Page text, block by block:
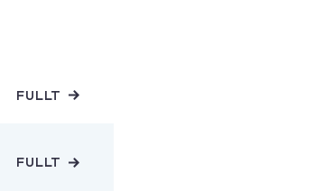
FULLT
FULLT